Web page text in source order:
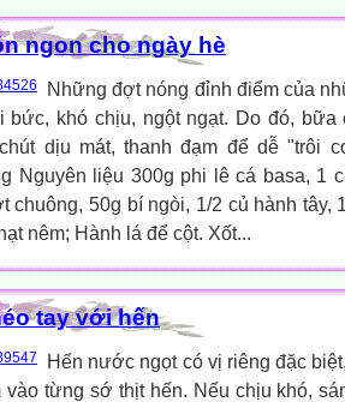
ngon cho ngày hè
Những đợt nóng đỉnh điểm của
bức, khó chịu, ngột ngạt. Do đó,
dịu mát, thanh đạm để dễ "trôi
Nguyên liệu 300g phi lê cá basa, 1
chuông, 50g bí ngòi, 1/2 củ hành tây,
nêm; Hành lá để cột. Xốt...
tay với hến
Hến nước ngọt có vị riêng đặc
vào từng sớ thịt hến. Nếu chịu khó,